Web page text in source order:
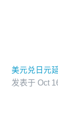
美元兑日元
发表于 Oct